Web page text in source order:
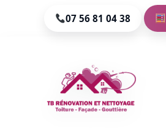
07 56 81 04 38